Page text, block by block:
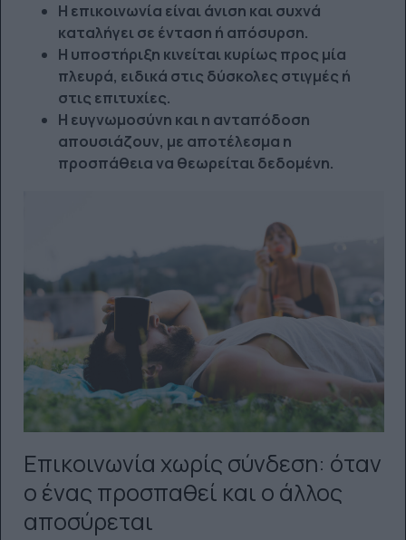
Η επικοινωνία είναι άνιση και συχνά
καταλήγει σε ένταση ή απόσυρση.
Η υποστήριξη κινείται κυρίως προς μία
πλευρά, ειδικά στις δύσκολες στιγμές ή
στις επιτυχίες.
Η ευγνωμοσύνη και η ανταπόδοση
απουσιάζουν, με αποτέλεσμα η
προσπάθεια να θεωρείται δεδομένη.
Επικοινωνία χωρίς σύνδεση: όταν
ο ένας προσπαθεί και ο άλλος
αποσύρεται